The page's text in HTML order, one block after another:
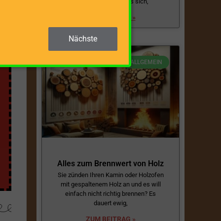
ZUM BEITRAG »
ALLGEMEIN
Alles zum Brennwert von Holz
Sie zünden Ihren Kamin oder Holzofen
mit gespaltenem Holz an und es will
einfach nicht richtig brennen? Es
dauert ewig,
ZUM BEITRAG »
Nächste